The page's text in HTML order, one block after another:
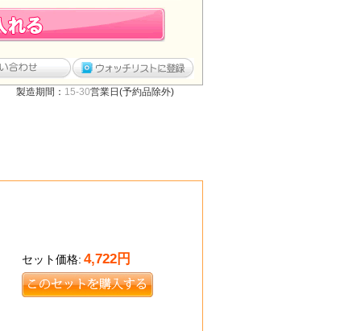
製造期間： 15-30営業日(予約品除外)
セット価格: 4,722円